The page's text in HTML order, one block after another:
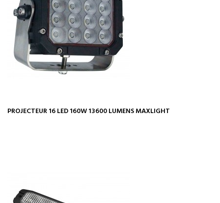
PROJECTEUR 16 LED 160W 13600 LUMENS MAXLIGHT